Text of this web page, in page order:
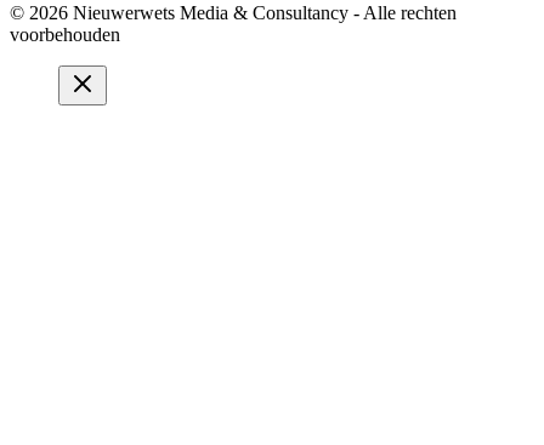
© 2026 Nieuwerwets Media & Consultancy - Alle rechten
voorbehouden